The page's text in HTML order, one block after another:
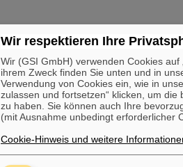
Wir respektieren Ihre
Wir (GSI GmbH) verwenden Cookies
ihrem Zweck finden Sie unten und in
Verwendung von Cookies ein, wie in
zulassen und fortsetzen“ klicken, um
zu haben. Sie können auch Ihre
(mit Ausnahme unbedingt erforderlicher
Cookie-Hinweis und weitere